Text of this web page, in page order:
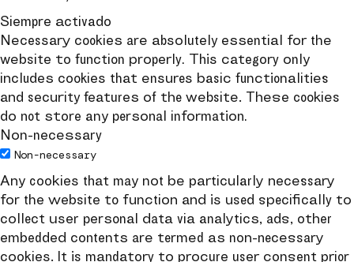
Siempre activado
Necessary cookies are absolutely essential for the
website to function properly. This category only
includes cookies that ensures basic functionalities
and security features of the website. These cookies
do not store any personal information.
Non-necessary
Non-necessary
Any cookies that may not be particularly necessary
for the website to function and is used specifically to
collect user personal data via analytics, ads, other
embedded contents are termed as non-necessary
cookies. It is mandatory to procure user consent prior